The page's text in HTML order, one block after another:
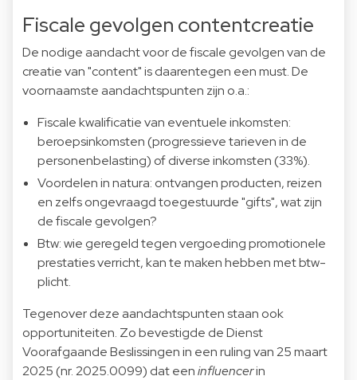
Fiscale gevolgen contentcreatie
De nodige aandacht voor de fiscale gevolgen van de
creatie van "content" is daarentegen een must. De
voornaamste aandachtspunten zijn o.a.:
Fiscale kwalificatie van eventuele inkomsten:
beroepsinkomsten (progressieve tarieven in de
personenbelasting) of diverse inkomsten (33%).
Voordelen in natura: ontvangen producten, reizen
en zelfs ongevraagd toegestuurde "gifts", wat zijn
de fiscale gevolgen?
Btw: wie geregeld tegen vergoeding promotionele
prestaties verricht, kan te maken hebben met btw-
plicht.
Tegenover deze aandachtspunten staan ook
opportuniteiten. Zo bevestigde de Dienst
Voorafgaande Beslissingen in een ruling van 25 maart
2025 (nr. 2025.0099) dat eeninfluencerin